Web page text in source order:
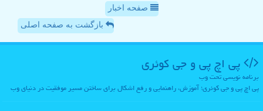
صفحه اخبار
بازگشت به صفحه اصلی
پی اچ پی و جی كوئری
برنامه نویسی تحت وب
پی اچ پی و جی کوئری؛ آموزش، راهنمایی و رفع اشکال برای ساختن مسیر موفقیت در دنیای وب